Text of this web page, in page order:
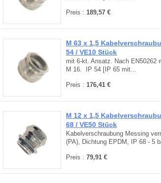
Preis : 189,57 €
M 63 x 1,5
54 / VE10 Stück
mit 6-kt. Ansatz. Nach EN50262
M 16. IP 54 [IP 65 mit...
Preis : 176,41 €
M 12 x 1,5
68 / VE50 Stück
Kabelverschraubung Messing
(PA), Dichtung EPDM, IP 68 - 5
Preis : 79,91 €